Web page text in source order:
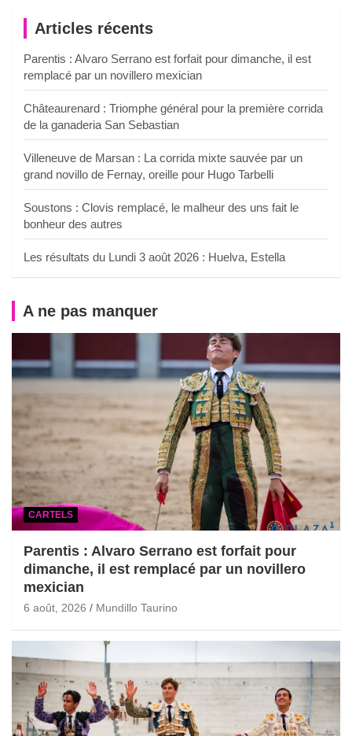
Articles récents
Parentis : Alvaro Serrano est forfait pour dimanche, il est
remplacé par un novillero mexician
Châteaurenard : Triomphe général pour la première corrida
de la ganaderia San Sebastian
Villeneuve de Marsan : La corrida mixte sauvée par un
grand novillo de Fernay, oreille pour Hugo Tarbelli
Soustons : Clovis remplacé, le malheur des uns fait le
bonheur des autres
Les résultats du Lundi 3 août 2026 : Huelva, Estella
A ne pas manquer
CARTELS
Parentis : Alvaro Serrano est forfait pour
dimanche, il est remplacé par un novillero
mexician
6 août, 2026 Mundillo Taurino